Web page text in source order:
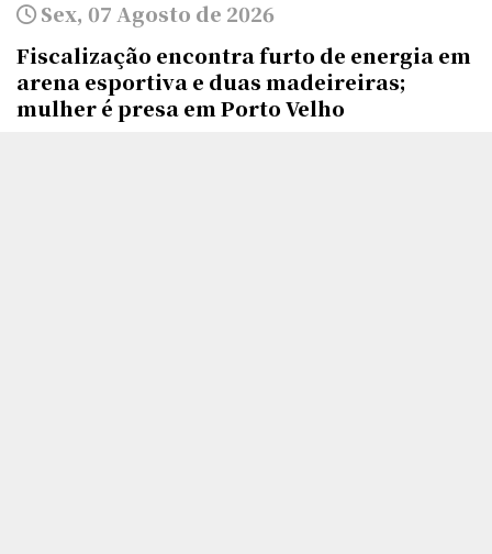
Sex, 07 Agosto de 2026
Fiscalização encontra furto de energia em
arena esportiva e duas madeireiras;
mulher é presa em Porto Velho